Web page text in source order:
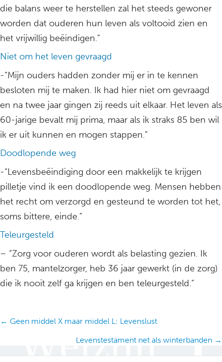
die balans weer te herstellen zal het steeds gewoner
worden dat ouderen hun leven als voltooid zien en
het vrijwillig beëindigen.”
Niet om het leven gevraagd
-“Mijn ouders hadden zonder mij er in te kennen
besloten mij te maken. Ik had hier niet om gevraagd
en na twee jaar gingen zij reeds uit elkaar. Het leven als
60-jarige bevalt mij prima, maar als ik straks 85 ben wil
ik er uit kunnen en mogen stappen.”
Doodlopende weg
-“Levensbeëindiging door een makkelijk te krijgen
pilletje vind ik een doodlopende weg. Mensen hebben
het recht om verzorgd en gesteund te worden tot het,
soms bittere, einde.”
Teleurgesteld
– “Zorg voor ouderen wordt als belasting gezien. Ik
ben 75, mantelzorger, heb 36 jaar gewerkt (in de zorg)
die ik nooit zelf ga krijgen en ben teleurgesteld.”
Posts
← Geen middel X maar middel L: Levenslust
Levenstestament net als winterbanden →